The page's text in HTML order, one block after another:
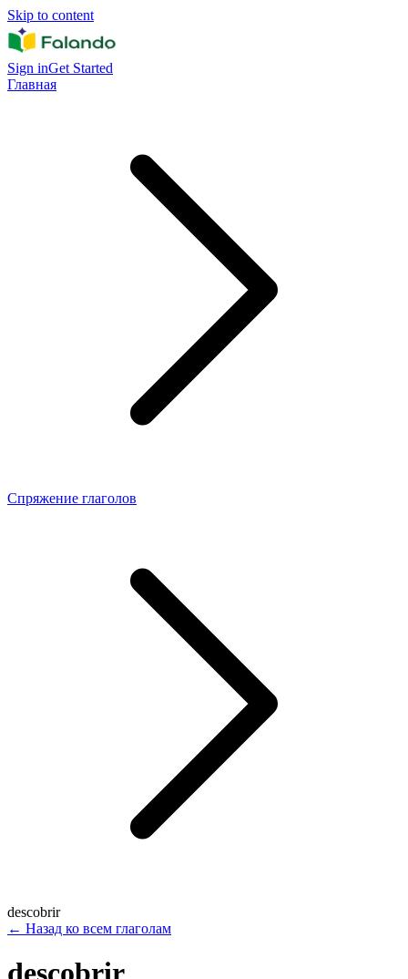
Skip to content
Sign inGet Started
Главная
Спряжение глаголов
descobrir
← Назад ко всем глаголам